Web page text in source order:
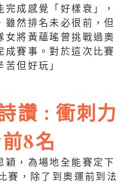
成感覺「好樣衰」，
雖然排名未必很前，但
女將黃蘊瑤曾挑戰過奧
成賽事。對於這次比賽
但好玩」
讚 : 衝刺力
8名
穎，為場地全能賽定下
賽，除了到奧運前到法